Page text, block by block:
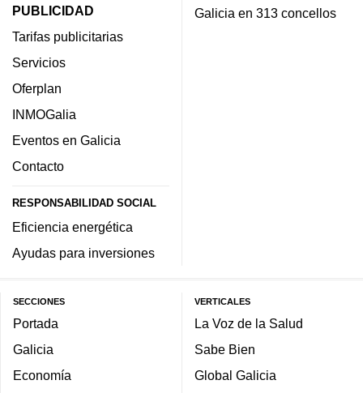
PUBLICIDAD
Tarifas publicitarias
Servicios
Oferplan
INMOGalia
Eventos en Galicia
Contacto
RESPONSABILIDAD SOCIAL
Eficiencia energética
Ayudas para inversiones
Galicia en 313 concellos
SECCIONES
Portada
Galicia
Economía
VERTICALES
La Voz de la Salud
Sabe Bien
Global Galicia